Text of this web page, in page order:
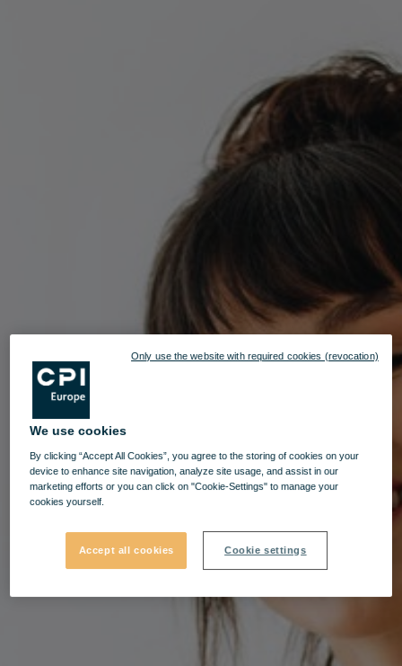
We use cookies
By clicking “Accept All Cookies”, you agree to the storing of cookies on your
device to enhance site navigation, analyze site usage, and assist in our
marketing efforts or you can click on "Cookie-Settings" to manage your
cookies yourself.
Accept all cookies Cookie settings
Only use the website with required cookies (revocation)